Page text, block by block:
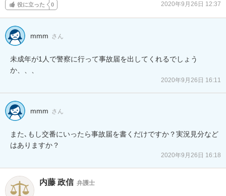
役に立った 0 2020年9月26日 12:37
mmm さん
未成年が1人で警察に行って事故届を出してくれるでしょう
か、、、
2020年9月26日 16:11
mmm さん
また､もし交番にいったら事故届を書くだけですか？実況見分など
はありますか？
2020年9月26日 16:18
内藤 政信 弁護士